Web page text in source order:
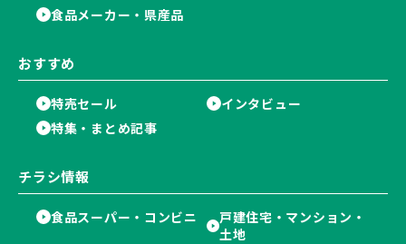
食品メーカー・県産品
おすすめ
特売セール
インタビュー
特集・まとめ記事
チラシ情報
食品スーパー・コンビニ
戸建住宅・マンション・
土地